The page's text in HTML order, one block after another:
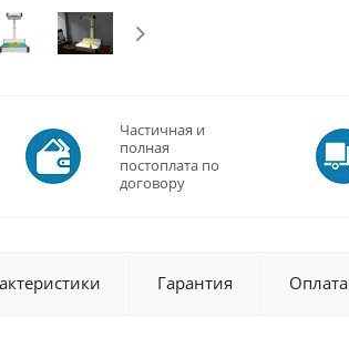
Частичная и
полная
постоплата по
договору
Гарантия Оплата